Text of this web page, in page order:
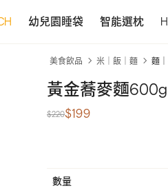
幼兒園睡袋 智能選枕
美食飲品 米｜飯｜麵 麵
黃金蕎麥麵
$220$199
數量